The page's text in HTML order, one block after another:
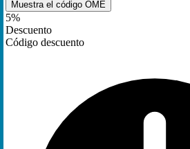
Muestra el código OME
5%
Descuento
Código descuento